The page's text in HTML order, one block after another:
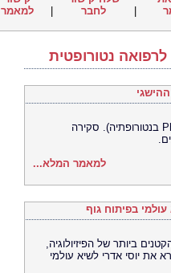
לחבר
למאמר
גלה את סודות תזונת הספורטאים ופיתוח הגוף עם המומחה קובי עזרא (PhD בנטורופתיה). סקירה
למאמר המלא...
בפיתוח גוף
ביותר של הפיזיולוגיה,
את יוסי אדרי לשיא עולמי